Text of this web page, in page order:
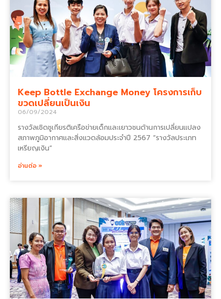
Keep Bottle Exchange Money โครงการเก็บ
ขวดเปลี่ยนเป็นเงิน
06/09/2024
รางวัลเชิดชูเกียรติเครือข่ายเด็กและเยาวชนด้านการเปลี่ยนแปลง
สภาพภูมิอากาศและสิ่งแวดล้อมประจำปี 2567 “รางวัลประเภท
เหรียญเงิน”
อ่านต่อ »